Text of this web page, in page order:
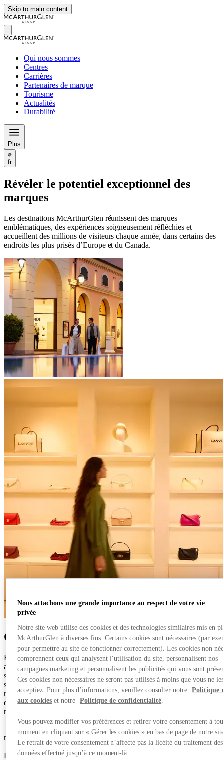
Skip to main content
Qui nous sommes
Centres
Carrières
Partenaires de marque
Tourisme
Actualités
Durabilité
Plus
fr
Révéler le potentiel exceptionnel des
marques
Les destinations McArthurGlen réunissent des marques
emblématiques, des expériences soigneusement réfléchies et
accueillent des millions de visiteurs chaque année, dans certains des
endroits les plus prisés d’Europe et du Canada.
Créer des expériences retail d'exception
En tant que pionniers des villages de marques en Europe, nous
avons toujours pensé que l’expérience retail devait aller au-dela de la
simple transaction. Chacune de nos destinations soigneusement
sélectionnées réunit des marques recherchées, une offre de
restauration contemporaines et des espaces uniques, créant des
environnements où chacun choisit de passer du temps et où nos
marques partenaires peuvent pleinement s’épanouir.
6 00 9
m² d’espace commercial
2056789 01
Destinations
Nous attachons une grande importance au respect de votre vie
privée
Notre site web utilise des cookies et des technologies similaires mis en
McArthurGlen à diverses fins. Certains cookies sont nécessaires (par
pour permettre au site de fonctionner correctement). Les cookies non
comprennent ceux qui analysent l’utilisation du site, personnalisent nos
campagnes marketing et personnalisent les publicités qui vous sont
Ces cookies non nécessaires ne seront pas utilisés à moins que vous ne
acceptiez. Pour plus d’informations, veuillez consulter notre
Politique
aux cookies et notre Politique de confidentialité
Vous pouvez modifier vos préférences et retirer votre consentement à
moment en cliquant sur « Gérer les cookies » en bas de page de notre
Le retrait de votre consentement n’affecte pas la licéité du traitement des
données effectué jusqu’à ce moment-là.